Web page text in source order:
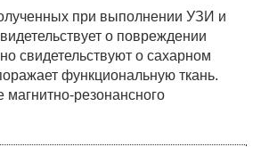
при выполнении УЗИ и
о повреждении
свидетельствуют о сахарном
функциональную ткань.
резонансного